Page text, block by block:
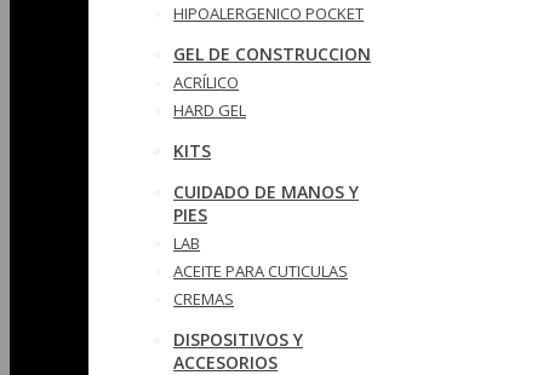
HIPOALERGENICO POCKET
GEL DE CONSTRUCCION
ACRÍLICO
HARD GEL
KITS
CUIDADO DE MANOS Y
PIES
LAB
ACEITE PARA CUTICULAS
CREMAS
DISPOSITIVOS Y
ACCESORIOS